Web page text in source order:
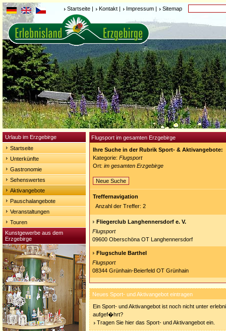
Startseite | Kontakt | Impressum | Sitemap
Urlaub im Erzgebirge
Startseite
Unterkünfte
Gastronomie
Sehenswertes
Aktivangebote
Pauschalangebote
Veranstaltungen
Touren
Kunstgewerbe aus dem
Erzgebirge
Flugsport im gesamten Erzgebirge
Ihre Suche in der Rubrik Sport- & Aktivangebote:
Kategorie: Flugsport
Ort: im gesamten Erzgebirge
Neue Suche
Treffernavigation
Anzahl der Treffer: 2
Fliegerclub Langhennersdorf e. V.
Flugsport
09600 Oberschöna OT Langhennersdorf
Flugschule Barthel
Flugsport
08344 Grünhain-Beierfeld OT Grünhain
Neues Sport- und Aktivangebot eintragen
Ein Sport- und Aktivangebot ist noch nicht unter
aufgef�hrt?
Tragen Sie hier das Sport- und Aktivangebot ein.